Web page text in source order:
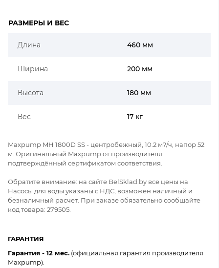
РАЗМЕРЫ И ВЕС
Длина 460 мм
Ширина 200 мм
Высота 180 мм
Вес 17 кг
Maxpump MH 1800D SS - центробежный, 10.2 м?/ч, напор 52
м. Оригинальный Maxpump от производителя
подтверждённый сертификатом соответствия.
Обратите внимание: на сайте BelSklad.by все цены на
Насосы для воды указаны с НДС, возможен наличный и
безналичный расчет. При заказе обязательно сообщайте
код товара: 279505.
ГАРАНТИЯ
Гарантия - 12 мес. (официальная гарантия производителя
Maxpump).